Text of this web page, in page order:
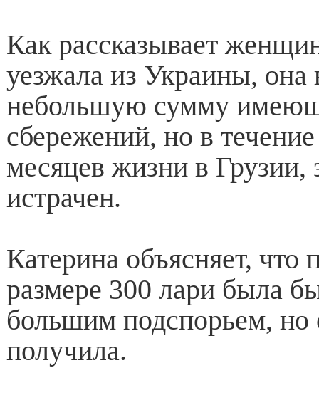
Как рассказывает
уезжала из Украины, она
небольшую сумму
сбережений, но в
месяцев жизни в Грузии,
истрачен.
Катерина объясняет, что
размере 300 лари была
большим подспорьем, но
получила.